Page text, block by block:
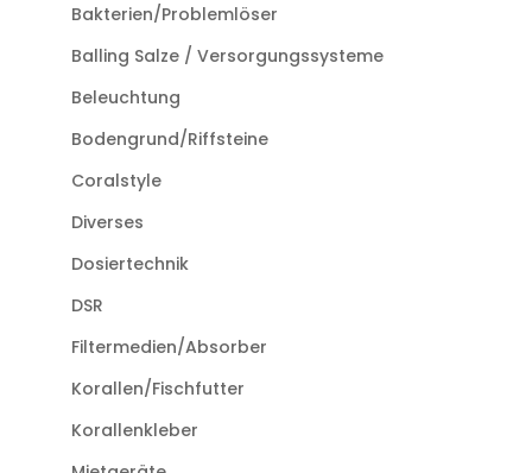
Bakterien/Problemlöser
Balling Salze / Versorgungssysteme
Beleuchtung
Bodengrund/Riffsteine
Coralstyle
Diverses
Dosiertechnik
DSR
Filtermedien/Absorber
Korallen/Fischfutter
Korallenkleber